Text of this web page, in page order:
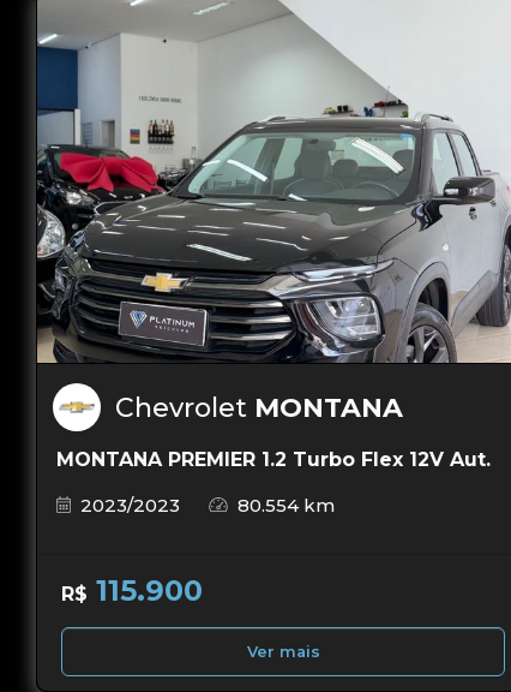
Chevrolet MONTANA
MONTANA PREMIER 1.2 Turbo Flex 12V Aut.
2023/2023
80.554 km
R$ 115.900
Ver mais